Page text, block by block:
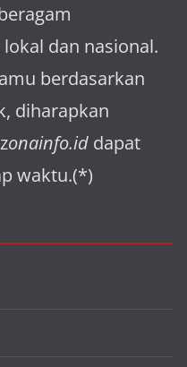
dan nasional.
berdasarkan
diharapkan
onainfo.id dapat
waktu.(*)